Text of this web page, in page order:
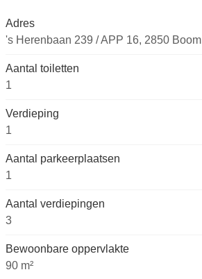
Adres
's Herenbaan 239 / APP 16, 2850 Boom
Aantal toiletten
1
Verdieping
1
Aantal parkeerplaatsen
1
Aantal verdiepingen
3
Bewoonbare oppervlakte
90 m²